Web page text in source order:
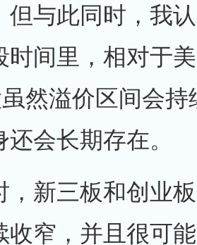
但与此同时，我
时间里，相对于
然溢价区间会持
会长期存在。
，新三板和创业
收窄，并且很可